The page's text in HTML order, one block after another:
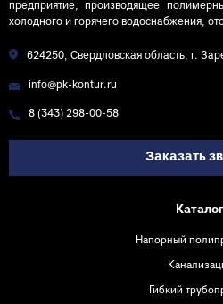
предприятие, производящее
холодного и горячего водоснабжения,
624250, Свердловская область, г.
info@pk-kontur.ru
8 (343) 298-00-58
Заказать
Каталог
Напорный
Гибкий